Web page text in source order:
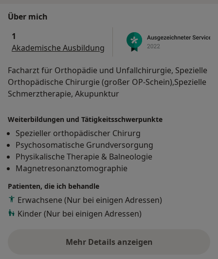
Über mich
1
Akademische Ausbildung
Facharzt für Orthopädie und Unfallchirurgie, Spezielle
Orthopädische Chirurgie (großer OP-Schein),Spezielle
Schmerztherapie, Akupunktur
Weiterbildungen und Tätigkeitsschwerpunkte
Spezieller orthopädischer Chirurg
Psychosomatische Grundversorgung
Physikalische Therapie & Balneologie
Magnetresonanztomographie
Patienten, die ich behandle
Erwachsene (Nur bei einigen Adressen)
Kinder (Nur bei einigen Adressen)
Mehr Details anzeigen
über Erfahrungen